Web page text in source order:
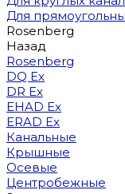
Для
Rosenberg
Назад
Rosenberg
DQ Ex
DR Ex
EHAD Ex
ERAD Ex
Канальные
Крышные
Осевые
Центробежные